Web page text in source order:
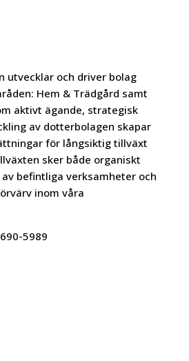
utvecklar och driver bolag
Hem & Trädgård samt
aktivt ägande, strategisk
av dotterbolagen skapar
för långsiktig tillväxt
sker både organiskt
befintliga verksamheter och
inom våra
5989